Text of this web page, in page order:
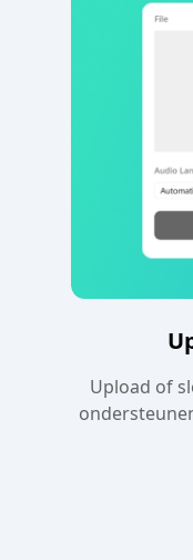
Upload of